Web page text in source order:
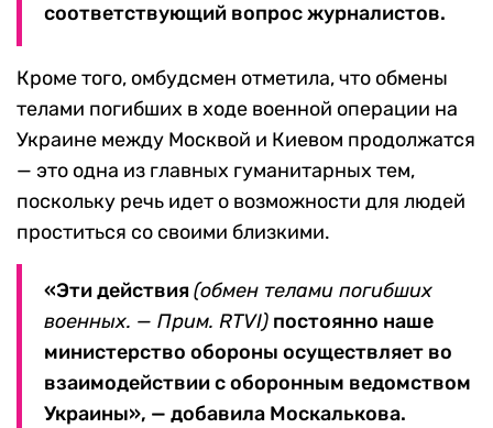
соответствующий вопрос журналистов.
Кроме того, омбудсмен отметила, что обмены
телами погибших в ходе военной операции на
Украине между Москвой и Киевом продолжатся
— это одна из главных гуманитарных тем,
поскольку речь идет о возможности для людей
проститься со своими близкими.
«Эти действия(обмен телами погибших
военных. — Прим. RTVI) постоянно наше
министерство обороны осуществляет во
взаимодействии с оборонным ведомством
Украины», — добавила Москалькова.